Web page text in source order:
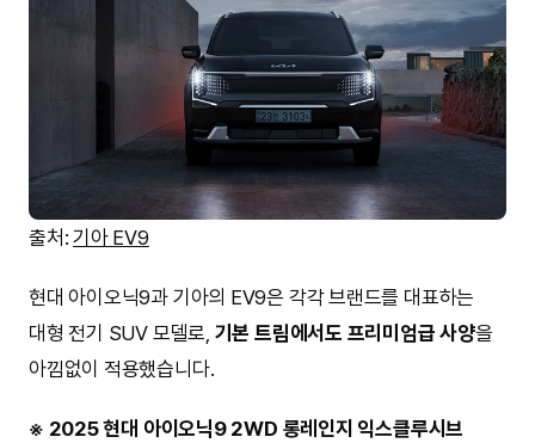
출처:기아 EV9
현대 아이오닉9과 기아의 EV9은 각각 브랜드를 대표하는
대형 전기 SUV 모델로, 기본 트림에서도 프리미엄급 사양을
아낌없이 적용했습니다.
※ 2025 현대 아이오닉9 2WD 롱레인지 익스클루시브